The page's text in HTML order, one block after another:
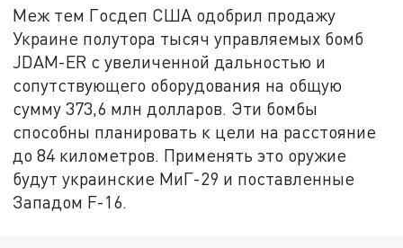
Меж тем Госдеп США одобрил продажу
Украине полутора тысяч управляемых бомб
JDAM-ER с увеличенной дальностью и
сопутствующего оборудования на общую
сумму 373,6 млн долларов. Эти бомбы
способны планировать к цели на расстояние
до 84 километров. Применять это оружие
будут украинские МиГ-29 и поставленные
Западом F-16.